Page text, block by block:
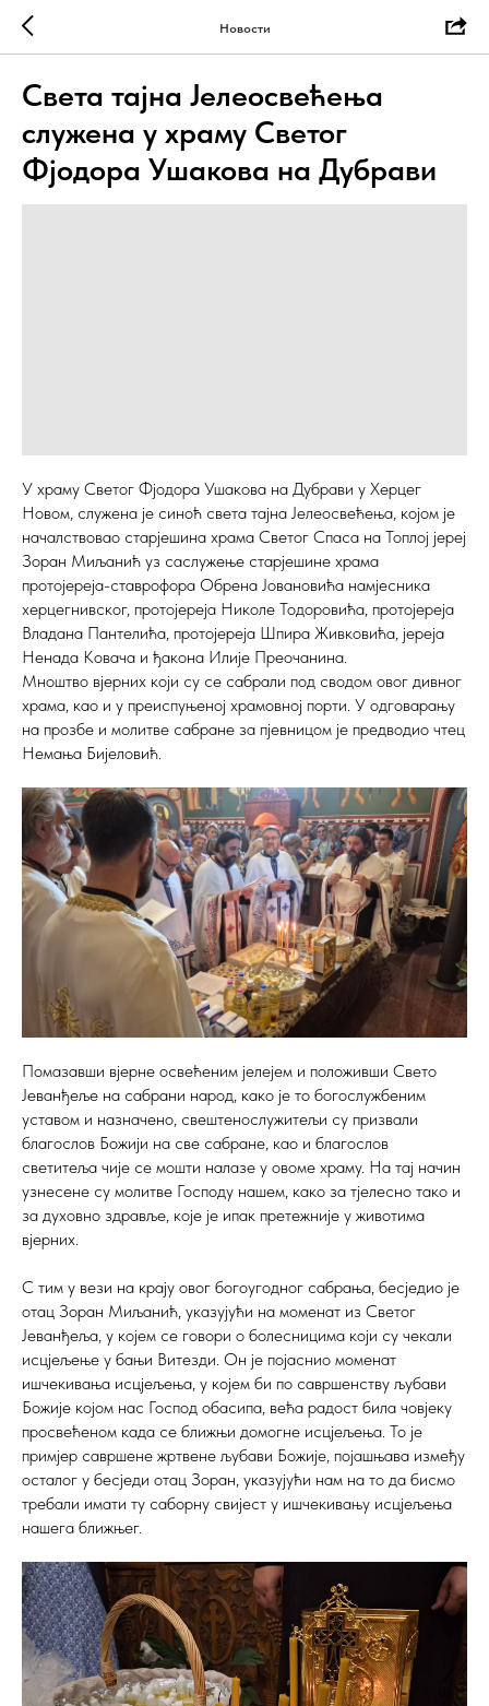
Новости
Света тајна Јелеосвећења
служена у храму Светог
Фјодора Ушакова на Дубрави
У храму Светог Фјодора Ушакова на Дубрави у Херцег
Новом, служена је синоћ света тајна Јелеосвећења, којом је
началствовао старјешина храма Светог Спаса на Топлој јереј
Зоран Миљанић уз саслужење старјешине храма
протојереја-ставрофора Обрена Јовановића намјесника
херцегнивског, протојереја Николе Тодоровића, протојереја
Владана Пантелића, протојереја Шпира Живковића, јереја
Ненада Ковача и ђакона Илије Преочанина.
Мноштво вјерних који су се сабрали под сводом овог дивног
храма, као и у преиспуњеној храмовној порти. У одговарању
на прозбе и молитве сабране за пјевницом је предводио чтец
Немања Бијеловић.
Помазавши вјерне освећеним јелејем и положивши Свето
Јеванђеље на сабрани народ, како је то богослужбеним
уставом и назначено, свештенослужитељи су призвали
благослов Божији на све сабране, као и благослов
светитеља чије се мошти налазе у овоме храму. На тај начин
узнесене су молитве Господу нашем, како за тјелесно тако и
за духовно здравље, које је ипак претежније у животима
вјерних.
С тим у вези на крају овог богоугодног сабрања, бесједио је
отац Зоран Миљанић, указујући на моменат из Светог
Јеванђеља, у којем се говори о болесницима који су чекали
исцјељење у бањи Витезди. Он је појаснио моменат
ишчекивања исцјељења, у којем би по савршенству љубави
Божије којом нас Господ обасипа, већа радост била човјеку
просвећеном када се ближњи домогне исцјељења. То је
примјер савршене жртвене љубави Божије, појашњава између
осталог у бесједи отац Зоран, указујући нам на то да бисмо
требали имати ту саборну свијест у ишчекивању исцјељења
нашега ближњег.